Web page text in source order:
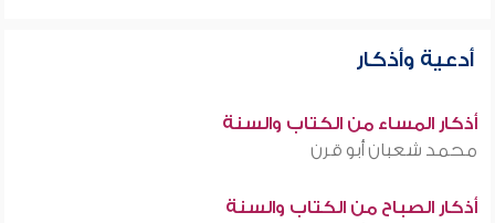
أدعية وأذكار
أذكار المساء من الكتاب والسنة
محمد شعبان أبو قرن
أذكار الصباح من الكتاب والسنة